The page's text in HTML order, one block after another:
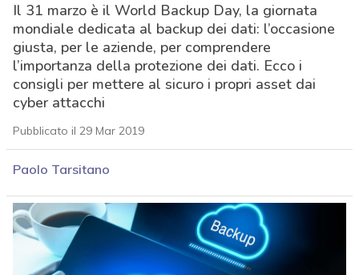
Il 31 marzo è il World Backup Day, la giornata
mondiale dedicata al backup dei dati: l’occasione
giusta, per le aziende, per comprendere
l’importanza della protezione dei dati. Ecco i
consigli per mettere al sicuro i propri asset dai
cyber attacchi
Pubblicato il 29 Mar 2019
Paolo Tarsitano